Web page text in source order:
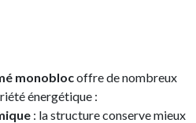
monoblocoffre de nombreux
énergétique :
: la structure conserve mieux